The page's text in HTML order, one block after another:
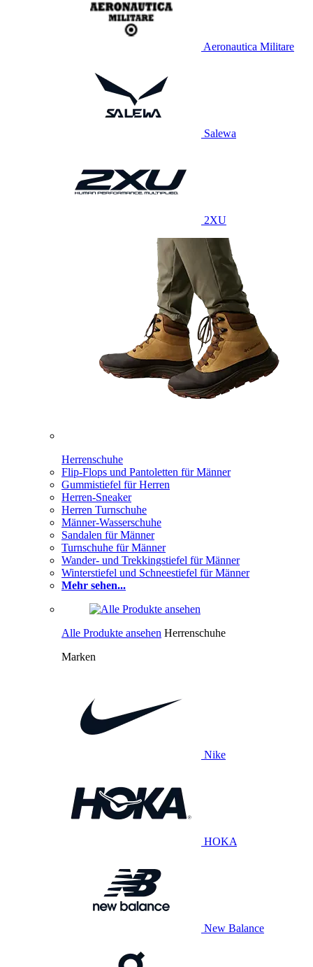
Aeronautica Militare
Salewa
2XU
Herrenschuhe
Flip-Flops und Pantoletten für Männer
Gummistiefel für Herren
Herren-Sneaker
Herren Turnschuhe
Männer-Wasserschuhe
Sandalen für Männer
Turnschuhe für Männer
Wander- und Trekkingstiefel für Männer
Winterstiefel und Schneestiefel für Männer
Mehr sehen...
Alle Produkte ansehen Herrenschuhe
Marken
Nike
HOKA
New Balance